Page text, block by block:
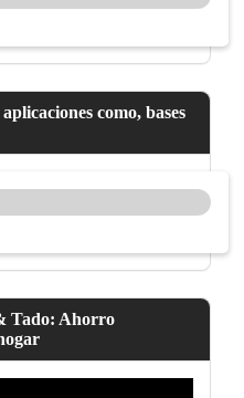
como, bases
Tado: Ahorro